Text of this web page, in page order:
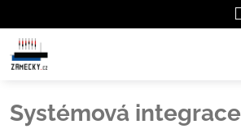
Systémová integrace